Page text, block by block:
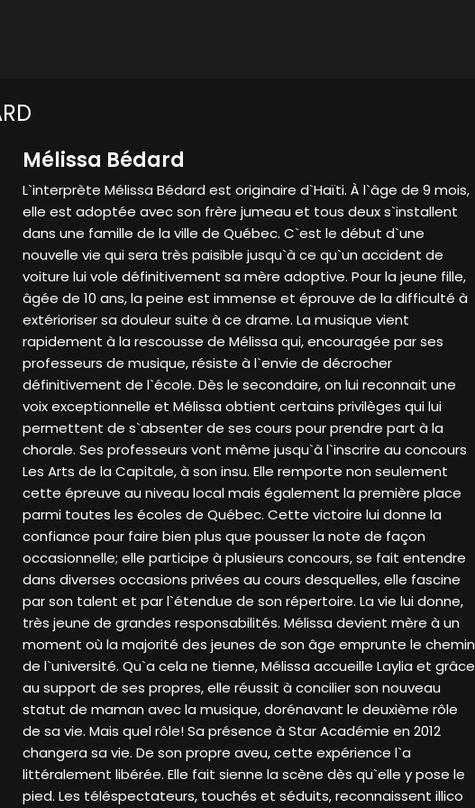
Mélissa Bédard
L`interprète Mélissa Bédard est originaire d`Haïti. À l`âge de 9 mois,
elle est adoptée avec son frère jumeau et tous deux s`installent
dans une famille de la ville de Québec. C`est le début d`une
nouvelle vie qui sera très paisible jusqu`à ce qu`un accident de
voiture lui vole définitivement sa mère adoptive. Pour la jeune fille,
âgée de 10 ans, la peine est immense et éprouve de la difficulté à
extérioriser sa douleur suite à ce drame. La musique vient
rapidement à la rescousse de Mélissa qui, encouragée par ses
professeurs de musique, résiste à l`envie de décrocher
définitivement de l`école. Dès le secondaire, on lui reconnait une
voix exceptionnelle et Mélissa obtient certains privilèges qui lui
permettent de s`absenter de ses cours pour prendre part à la
chorale. Ses professeurs vont même jusqu`à l`inscrire au concours
Les Arts de la Capitale, à son insu. Elle remporte non seulement
cette épreuve au niveau local mais également la première place
parmi toutes les écoles de Québec. Cette victoire lui donne la
confiance pour faire bien plus que pousser la note de façon
occasionnelle; elle participe à plusieurs concours, se fait entendre
dans diverses occasions privées au cours desquelles, elle fascine
par son talent et par l`étendue de son répertoire. La vie lui donne,
très jeune de grandes responsabilités. Mélissa devient mère à un
moment où la majorité des jeunes de son âge emprunte le chemin
de l`université. Qu`a cela ne tienne, Mélissa accueille Laylia et grâce
au support de ses propres, elle réussit à concilier son nouveau
statut de maman avec la musique, dorénavant le deuxième rôle
de sa vie. Mais quel rôle! Sa présence à Star Académie en 2012
changera sa vie. De son propre aveu, cette expérience l`a
littéralement libérée. Elle fait sienne la scène dès qu`elle y pose le
pied. Les téléspectateurs, touchés et séduits, reconnaissent illico